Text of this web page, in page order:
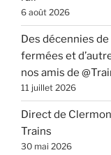
6 août 2026
Des décennies
fermées et
nos amis de
11 juillet 2026
Direct de
Trains
30 mai 2026